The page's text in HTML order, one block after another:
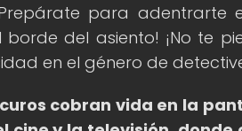
para adentrarte
del asiento! ¡No te
en el género de
cobran vida en la